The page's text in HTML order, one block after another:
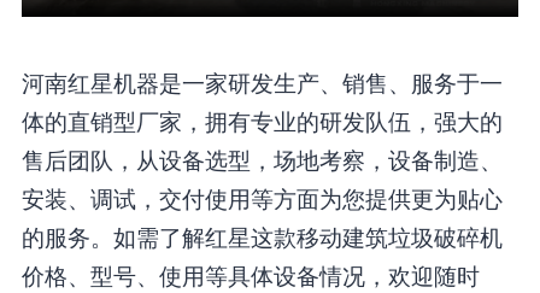
河南红星机器是一家研发生产、销售、服务于一
体的直销型厂家，拥有专业的研发队伍，强大的
售后团队，从设备选型，场地考察，设备制造、
安装、调试，交付使用等方面为您提供更为贴心
的服务。如需了解红星这款移动建筑垃圾破碎机
价格、型号、使用等具体设备情况，欢迎随时